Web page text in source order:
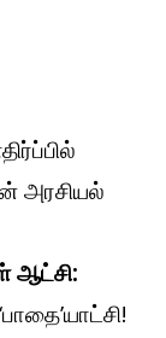
அரசியல்
ஆட்சி: